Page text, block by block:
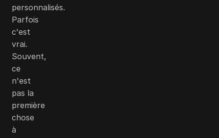
personnalisés.
Parfois
c'est
vrai.
Souvent,
ce
n'est
pas la
première
chose
à